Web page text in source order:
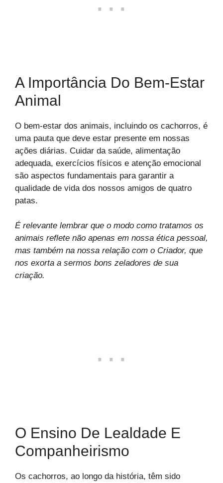
A Importância Do Bem-Estar
Animal
O bem-estar dos animais, incluindo os cachorros, é
uma pauta que deve estar presente em nossas
ações diárias. Cuidar da saúde, alimentação
adequada, exercícios físicos e atenção emocional
são aspectos fundamentais para garantir a
qualidade de vida dos nossos amigos de quatro
patas.
É relevante lembrar que o modo como tratamos os
animais reflete não apenas em nossa ética pessoal,
mas também na nossa relação com o Criador, que
nos exorta a sermos bons zeladores de sua
criação.
O Ensino De Lealdade E
Companheirismo
Os cachorros, ao longo da história, têm sido